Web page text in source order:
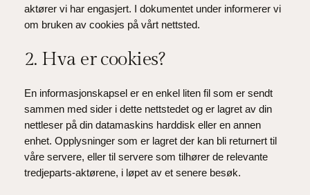
aktører vi har engasjert. I dokumentet under informerer vi
om bruken av cookies på vårt nettsted.
2. Hva er cookies?
En informasjonskapsel er en enkel liten fil som er sendt
sammen med sider i dette nettstedet og er lagret av din
nettleser på din datamaskins harddisk eller en annen
enhet. Opplysninger som er lagret der kan bli returnert til
våre servere, eller til servere som tilhører de relevante
tredjeparts-aktørene, i løpet av et senere besøk.